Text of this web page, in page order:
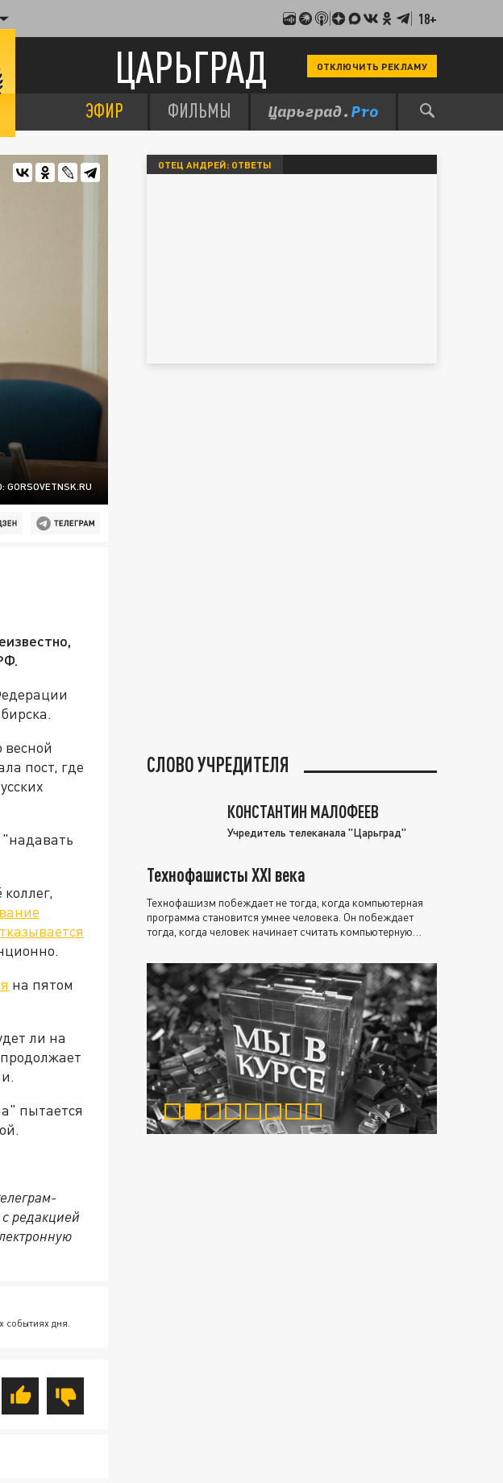
18+
ЦАРЬГРАД ОТКЛЮЧИТЬ РЕКЛАМУ
ЭФИР ФИЛЬМЫ
весной
пост, где
"надавать
на пятом
ли на
пытается
редакцией
событиях дня.
ОТЕЦ АНДРЕЙ: ОТВЕТЫ
СЛОВО УЧРЕДИТЕЛЯ
КОНСТАНТИН МАЛОФЕЕВ
Учредитель телеканала "Царьград"
Технофашисты XXI века
Технофашизм побеждает не тогда, когда компьютерная
программа становится умнее человека. Он побеждает
тогда, когда человек начинает считать компьютерную